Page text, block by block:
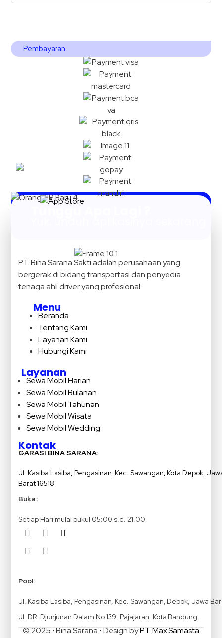
Pembayaran
Tunggu Apa Lagi ?
PT. Bina Sarana Sakti adalah perusahaan yang
bergerak di bidang transportasi dan penyedia
tenaga ahli driver yang profesional.
Menu
Beranda
Tentang Kami
Layanan Kami
Hubungi Kami
Layanan
Sewa Mobil Harian
Sewa Mobil Bulanan
Sewa Mobil Tahunan
Sewa Mobil Wisata
Sewa Mobil Wedding
Kontak
GARASI BINA SARANA:
Jl. Kasiba Lasiba, Pengasinan, Kec. Sawangan, Kota Depok,
Barat 16518
Buka :
Setiap Hari mulai pukul 05:00 s.d. 21.00
Pool:
Jl. Kasiba Lasiba, Pengasinan, Kec. Sawangan, Depok, Jawa
Jl. DR. Djunjunan Dalam No.139, Pajajaran, Kota Bandung.
© 2025 • Bina Sarana • Design byPT. Max Samasta